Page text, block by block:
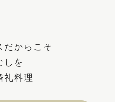
だからこそ
しを
礼料理